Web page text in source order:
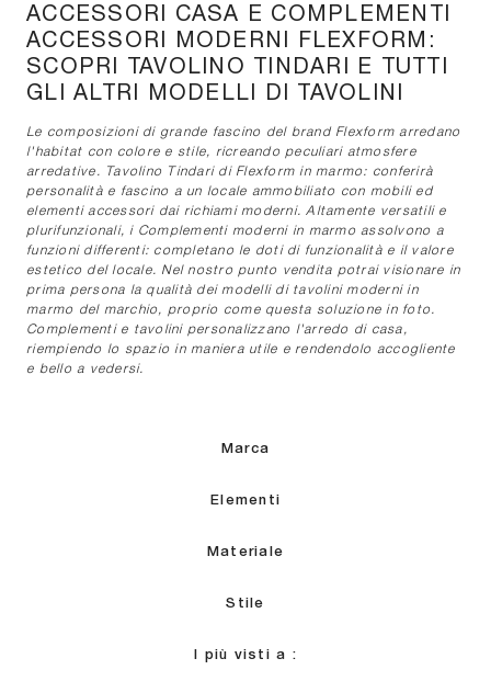
ACCESSORI CASA E COMPLEMENTI
ACCESSORI MODERNI FLEXFORM:
SCOPRI TAVOLINO TINDARI E TUTTI
GLI ALTRI MODELLI DI TAVOLINI
Le composizioni di grande fascino del brand Flexform arredano
l'habitat con colore e stile, ricreando peculiari atmosfere
arredative. Tavolino Tindari di Flexform in marmo: conferirà
personalità e fascino a un locale ammobiliato con mobili ed
elementi accessori dai richiami moderni. Altamente versatili e
plurifunzionali, i Complementi moderni in marmo assolvono a
funzioni differenti: completano le doti di funzionalità e il valore
estetico del locale. Nel nostro punto vendita potrai visionare in
prima persona la qualità dei modelli di tavolini moderni in
marmo del marchio, proprio come questa soluzione in foto.
Complementi e tavolini personalizzano l'arredo di casa,
riempiendo lo spazio in maniera utile e rendendolo accogliente
e bello a vedersi.
Marca
Elementi
Materiale
Stile
I più visti a :